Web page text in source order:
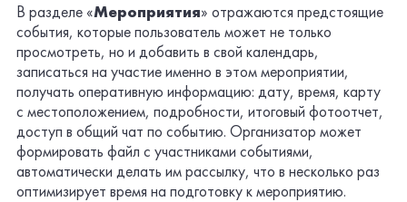
В разделе «Мероприятия» отражаются предстоящие
события, которые пользователь может не только
просмотреть, но и добавить в свой календарь,
записаться на участие именно в этом мероприятии,
получать оперативную информацию: дату, время, карту
с местоположением, подробности, итоговый фотоотчет,
доступ в общий чат по событию. Организатор может
формировать файл с участниками событиями,
автоматически делать им рассылку, что в несколько раз
оптимизирует время на подготовку к мероприятию.